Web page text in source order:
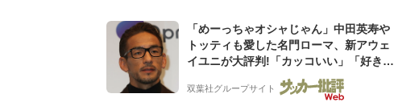
「めーっちゃオシャじゃん」中田英寿や
トッティも愛した名門ローマ、新アウェ
イユニが大評判!「カッコいい」「好きな
デザイン」「今年は2nd買おうかな」
双葉社グループサイト